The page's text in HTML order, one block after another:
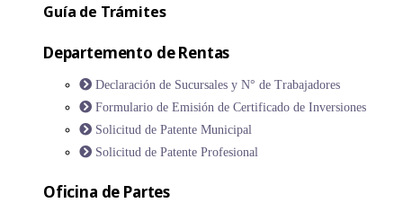
Guía de Trámites
Departemento de Rentas
Declaración de Sucursales y N° de Trabajadores
Formulario de Emisión de Certificado de Inversiones
Solicitud de Patente Municipal
Solicitud de Patente Profesional
Oficina de Partes